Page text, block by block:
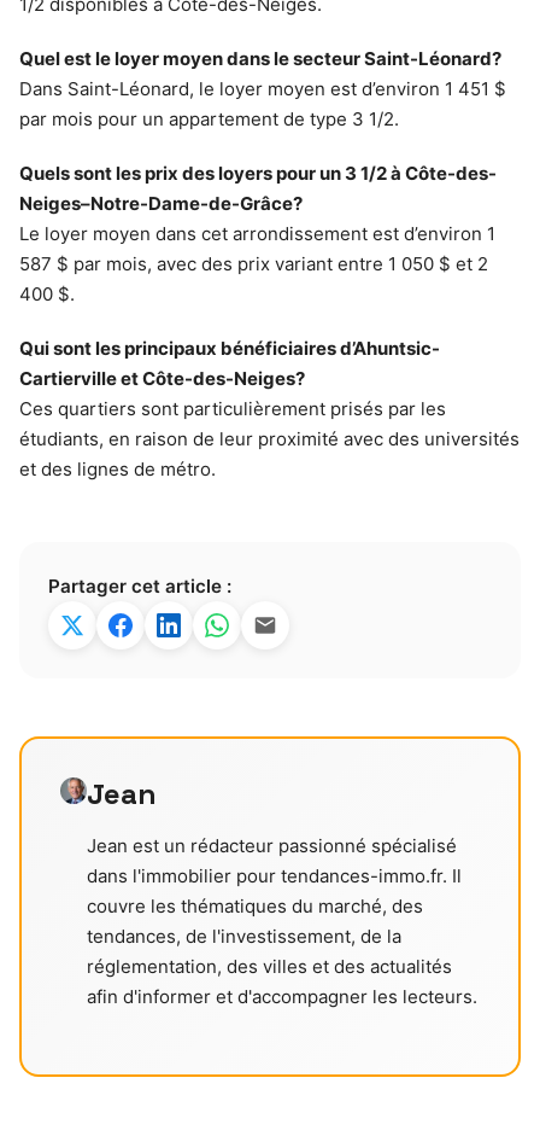
Quel est le loyer moyen dans le secteur Saint-Léonard?
Dans Saint-Léonard, le loyer moyen est d’environ 1 451 $
par mois pour un appartement de type 3 1/2.
Quels sont les prix des loyers pour un 3 1/2 à Côte-des-
Neiges–Notre-Dame-de-Grâce?
Le loyer moyen dans cet arrondissement est d’environ 1
587 $ par mois, avec des prix variant entre 1 050 $ et 2
400 $.
Qui sont les principaux bénéficiaires d’Ahuntsic-
Cartierville et Côte-des-Neiges?
Ces quartiers sont particulièrement prisés par les
étudiants, en raison de leur proximité avec des universités
et des lignes de métro.
Partager cet article :
Jean
Jean est un rédacteur passionné spécialisé
dans l'immobilier pour tendances-immo.fr. Il
couvre les thématiques du marché, des
tendances, de l'investissement, de la
réglementation, des villes et des actualités
afin d'informer et d'accompagner les lecteurs.